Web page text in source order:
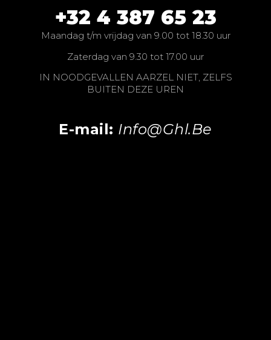
+32 4 387 65 23
Maandag t/m vrijdag van 9.00 tot 18.30 uur
Zaterdag van 9.30 tot 17.00 uur
IN NOODGEVALLEN AARZEL NIET, ZELFS
BUITEN DEZE UREN
E-mail: Info@ghl.be